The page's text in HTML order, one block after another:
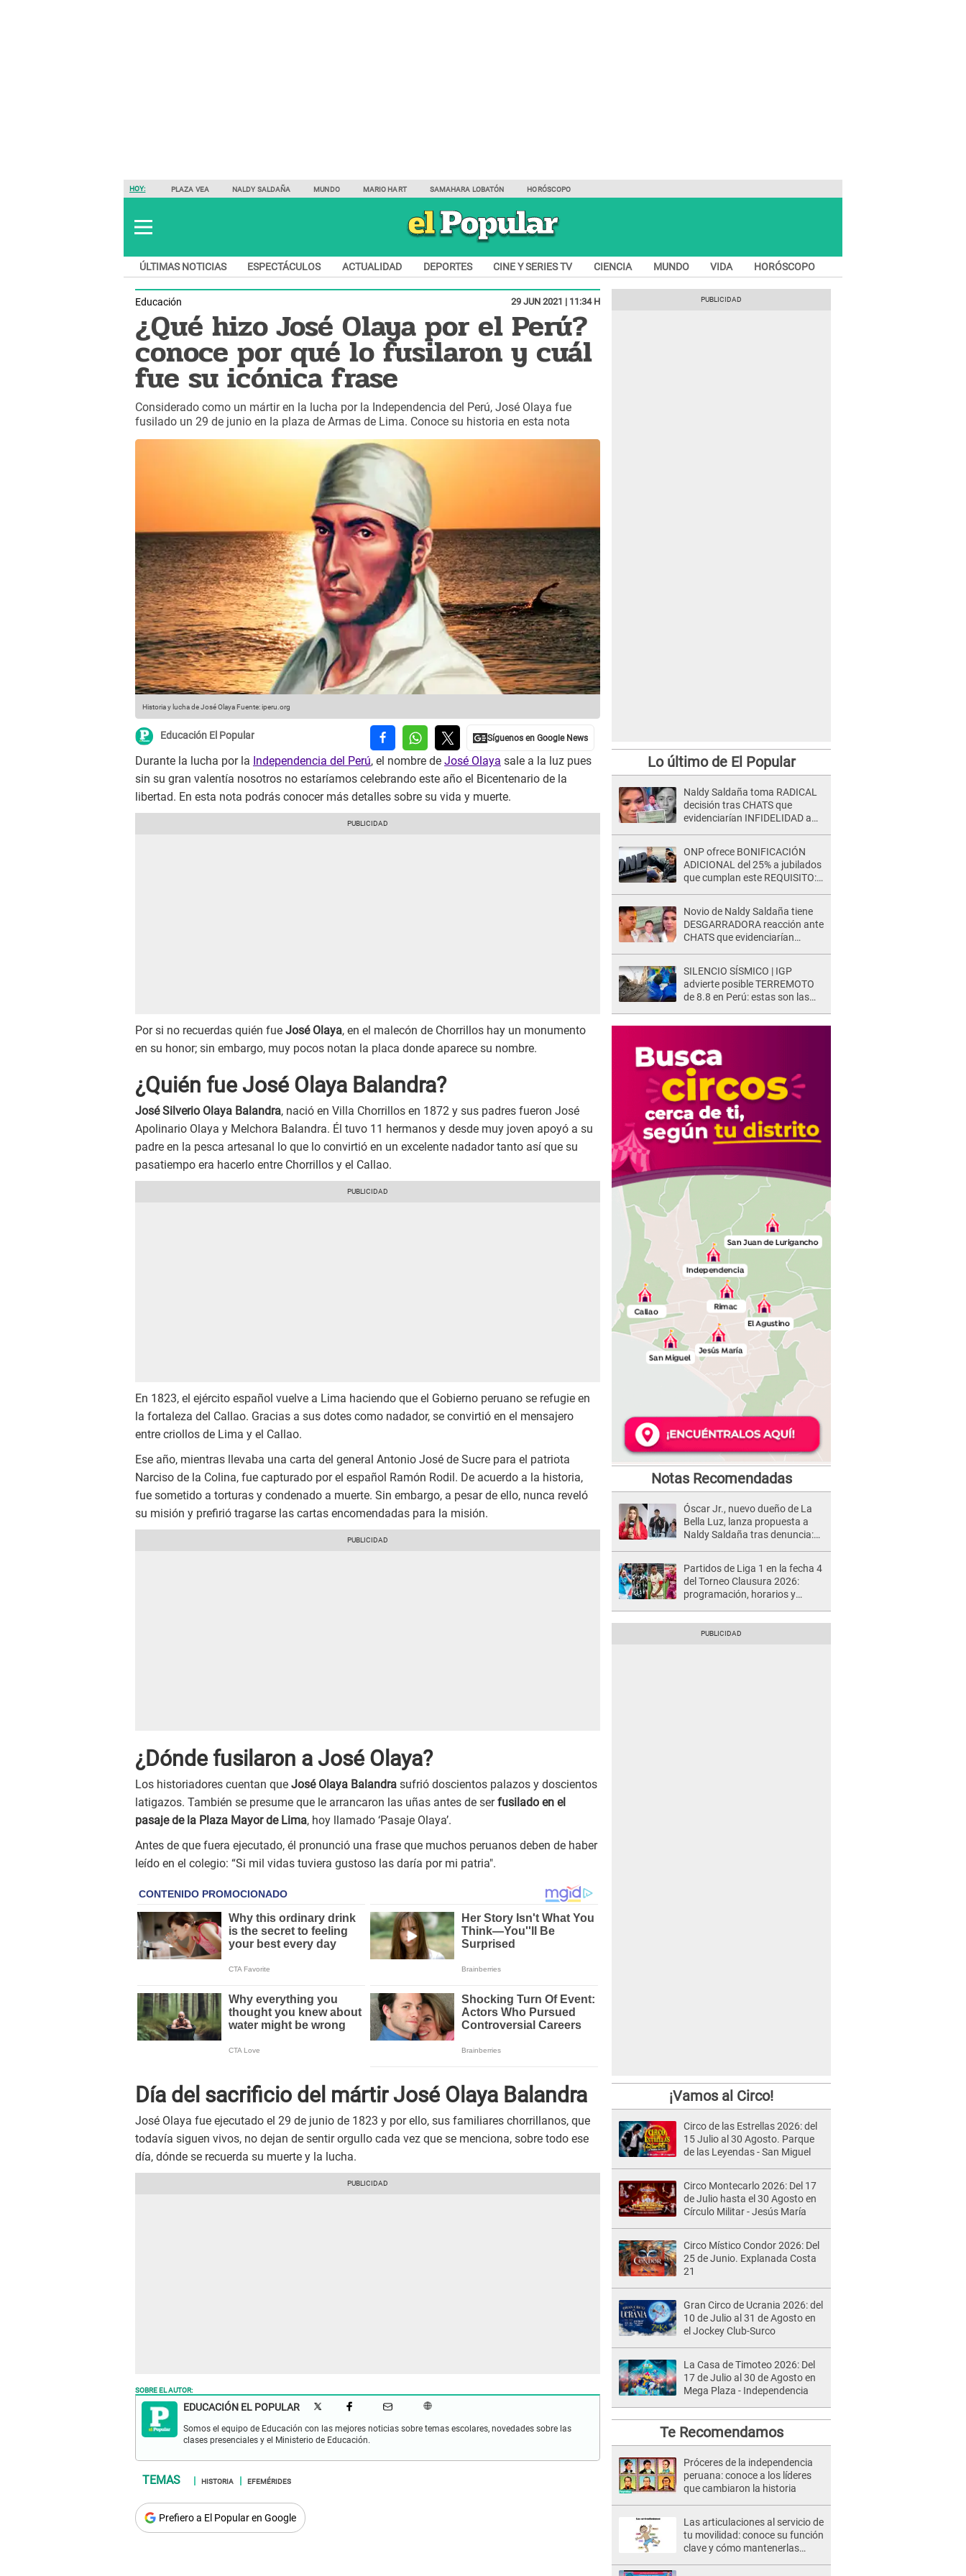
HOY: PLAZA VEA NALDY SALDAÑA MUNDO MARIO HART SAMAHARA LOBATÓN HORÓSCOPO
ÚLTIMAS NOTICIAS ESPECTÁCULOS ACTUALIDAD DEPORTES CINE Y SERIES TV CIENCIA MUNDO VIDA HORÓSCOPO
Educación 29 JUN 2021 | 11:34 H
¿Qué hizo José Olaya por el Perú?
conoce por qué lo fusilaron y cuál
fue su icónica frase
Considerado como un mártir en la lucha por la Independencia del Perú, José Olaya fue
fusilado un 29 de junio en la plaza de Armas de Lima. Conoce su historia en esta nota
Historia y lucha de José Olaya Fuente: iperu.org
Educación El Popular
Durante la lucha por la Independencia del Perú, el nombre de José Olaya sale a la luz pues
sin su gran valentía nosotros no estaríamos celebrando este año el Bicentenario de la
libertad. En esta nota podrás conocer más detalles sobre su vida y muerte.
Por si no recuerdas quién fue José Olaya, en el malecón de Chorrillos hay un monumento
en su honor; sin embargo, muy pocos notan la placa donde aparece su nombre.
¿Quién fue José Olaya Balandra?
José Silverio Olaya Balandra, nació en Villa Chorrillos en 1872 y sus padres fueron José
Apolinario Olaya y Melchora Balandra. Él tuvo 11 hermanos y desde muy joven apoyó a su
padre en la pesca artesanal lo que lo convirtió en un excelente nadador tanto así que su
pasatiempo era hacerlo entre Chorrillos y el Callao.
En 1823, el ejército español vuelve a Lima haciendo que el Gobierno peruano se refugie en
la fortaleza del Callao. Gracias a sus dotes como nadador, se convirtió en el mensajero
entre criollos de Lima y el Callao.
Ese año, mientras llevaba una carta del general Antonio José de Sucre para el patriota
Narciso de la Colina, fue capturado por el español Ramón Rodil. De acuerdo a la historia,
fue sometido a torturas y condenado a muerte. Sin embargo, a pesar de ello, nunca reveló
su misión y prefirió tragarse las cartas encomendadas para la misión.
¿Dónde fusilaron a José Olaya?
Los historiadores cuentan que José Olaya Balandra sufrió doscientos palazos y doscientos
latigazos. También se presume que le arrancaron las uñas antes de serfusilado en el
pasaje de la Plaza Mayor de Lima, hoy llamado ‘Pasaje Olaya’.
Antes de que fuera ejecutado, él pronunció una frase que muchos peruanos deben de haber
leído en el colegio: “Si mil vidas tuviera gustoso las daría por mi patria".
Día del sacrificio del mártir José Olaya Balandra
José Olaya fue ejecutado el 29 de junio de 1823 y por ello, sus familiares chorrillanos, que
todavía siguen vivos, no dejan de sentir orgullo cada vez que se menciona, sobre todo ese
día, dónde se recuerda su muerte y la lucha.
SOBRE EL AUTOR:
EDUCACIÓN EL POPULAR
Somos el equipo de Educación con las mejores noticias sobre temas escolares, novedades sobre las
clases presenciales y el Ministerio de Educación.
HISTORIA EFEMÉRIDES
Prefiero a El Popular en Google
Lo último de El Popular
Naldy Saldaña toma RADICAL
decisión tras CHATS que
evidenciarían INFIDELIDAD a
ONP ofrece BONIFICACIÓN
ADICIONAL del 25% a jubilados
que cumplan este REQUISITO:
Novio de Naldy Saldaña tiene
DESGARRADORA reacción ante
CHATS que evidenciarían
'La Bella Luz': "Se puso..."
SILENCIO SÍSMICO | IGP
advierte posible TERREMOTO
de 8.8 en Perú: estas son las
Notas Recomendadas
Óscar Jr., nuevo dueño de La
Bella Luz, lanza propuesta a
Naldy Saldaña tras denuncia:
Partidos de Liga 1 en la fecha 4
del Torneo Clausura 2026:
programación, horarios y
¡Vamos al Circo!
Circo de las Estrellas 2026: del
15 Julio al 30 Agosto. Parque
de las Leyendas - San Miguel
Circo Montecarlo 2026: Del 17
de Julio hasta el 30 Agosto en
Círculo Militar - Jesús María
Circo Místico Condor 2026: Del
25 de Junio. Explanada Costa
21
Gran Circo de Ucrania 2026: del
10 de Julio al 31 de Agosto en
el Jockey Club-Surco
La Casa de Timoteo 2026: Del
17 de Julio al 30 de Agosto en
Mega Plaza - Independencia
Te Recomendamos
Próceres de la independencia
peruana: conoce a los líderes
que cambiaron la historia
Las articulaciones al servicio de
tu movilidad: conoce su función
clave y cómo mantenerlas